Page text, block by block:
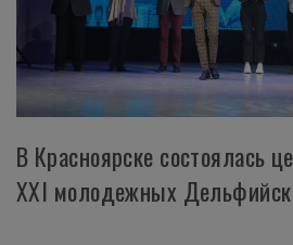
В Красноярске состоялась
XXI молодежных